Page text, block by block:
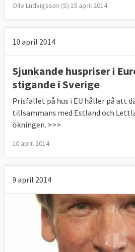
Olle Ludvigsson (S) 15 april 2014
10 april 2014
Sjunkande huspriser i
stigande i Sverige
Prisfallet på hus i EU håller på att
tillsammans med Estland och
ökningen. >>>
10 april 2014
9 april 2014